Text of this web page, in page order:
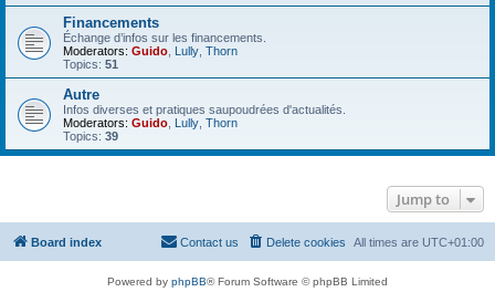
Financements
Échange d’infos sur les financements.
Moderators: Guido Lully Thorn
Topics: 51
Autre
Infos diverses et pratiques saupoudrées d'actualités.
Moderators: Guido Lully Thorn
Topics: 39
Jump to
Board index All times are UTC+01:00
Delete cookies
Contact us
Powered by phpBB® Forum Software © phpBB Limited